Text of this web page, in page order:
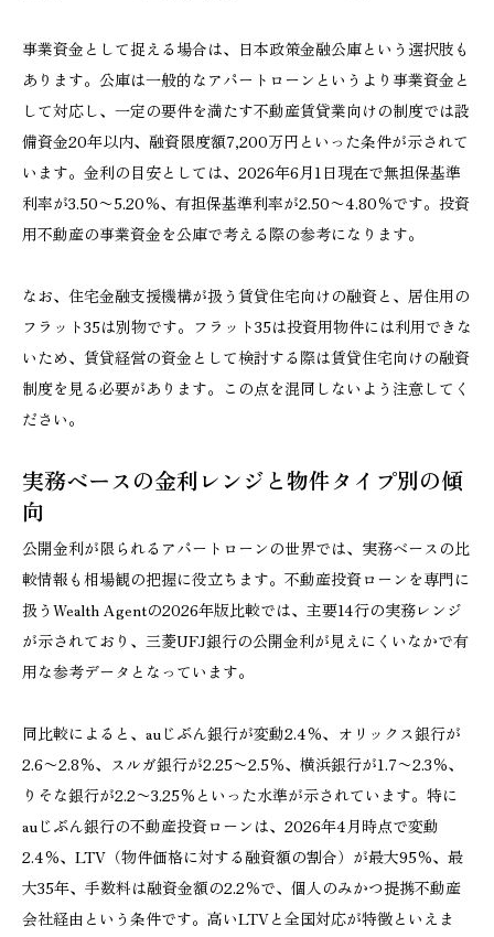
事業資金として捉える場合は、日本政策金融公庫という選択肢も
あります。公庫は一般的なアパートローンというより事業資金と
して対応し、一定の要件を満たす不動産賃貸業向けの制度では設
備資金20年以内、融資限度額7,200万円といった条件が示されて
います。金利の目安としては、2026年6月1日現在で無担保基準
利率が3.50〜5.20％、有担保基準利率が2.50〜4.80％です。投資
用不動産の事業資金を公庫で考える際の参考になります。
なお、住宅金融支援機構が扱う賃貸住宅向けの融資と、居住用の
フラット35は別物です。フラット35は投資用物件には利用できな
いため、賃貸経営の資金として検討する際は賃貸住宅向けの融資
制度を見る必要があります。この点を混同しないよう注意してく
ださい。
実務ベースの金利レンジと物件タイプ別の傾
向
公開金利が限られるアパートローンの世界では、実務ベースの比
較情報も相場観の把握に役立ちます。不動産投資ローンを専門に
扱うWealth Agentの2026年版比較では、主要14行の実務レンジ
が示されており、三菱UFJ銀行の公開金利が見えにくいなかで有
用な参考データとなっています。
同比較によると、auじぶん銀行が変動2.4％、オリックス銀行が
2.6〜2.8％、スルガ銀行が2.25〜2.5％、横浜銀行が1.7〜2.3％、
りそな銀行が2.2〜3.25％といった水準が示されています。特に
auじぶん銀行の不動産投資ローンは、2026年4月時点で変動
2.4％、LTV（物件価格に対する融資額の割合）が最大95％、最
大35年、手数料は融資金額の2.2％で、個人のみかつ提携不動産
会社経由という条件です。高いLTVと全国対応が特徴といえま